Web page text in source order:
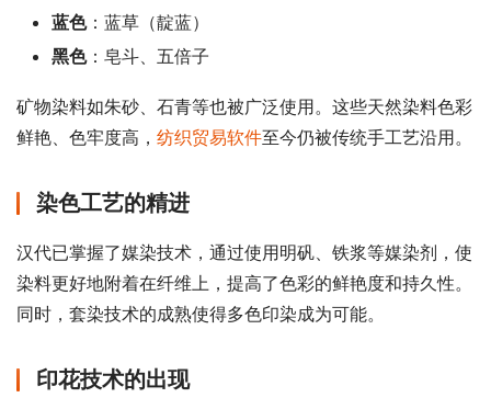
蓝色：蓝草（靛蓝）
黑色：皂斗、五倍子
矿物染料如朱砂、石青等也被广泛使用。这些天然染料色彩
鲜艳、色牢度高， 纺织贸易软件至今仍被传统手工艺沿用。
染色工艺的精进
汉代已掌握了媒染技术，通过使用明矾、铁浆等媒染剂，使
染料更好地附着在纤维上，提高了色彩的鲜艳度和持久性。
同时，套染技术的成熟使得多色印染成为可能。
印花技术的出现